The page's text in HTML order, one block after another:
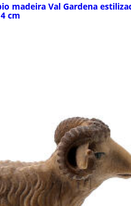
madeira Val Gardena
cm